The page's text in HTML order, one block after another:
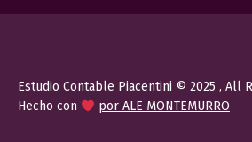
Estudio Contable Piacentini © 2025 , All
Hecho con
por ALE MONTEMURRO